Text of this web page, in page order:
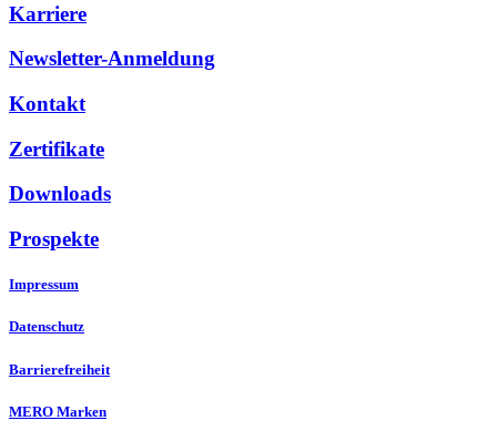
Karriere
Newsletter-Anmeldung
Kontakt
Zertifikate
Downloads
Prospekte
Impressum
Datenschutz
Barrierefreiheit
MERO Marken